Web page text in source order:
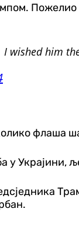
I wished him
флаша
у Украјини,